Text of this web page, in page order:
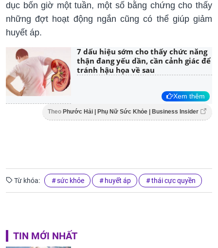
dục bốn giờ một tuần, một số bằng chứng cho thấy
những đợt hoạt động ngắn cũng có thể giúp giảm
huyết áp.
7 dấu hiệu sớm cho thấy chức năng
thận đang yếu dần, cần cảnh giác để
tránh hậu họa về sau
Xem thêm
Theo Phước Hải | Phụ Nữ Sức Khỏe | Business Insider
Từ khóa: sức khỏe huyết áp thái cực quyền
TIN MỚI NHẤT